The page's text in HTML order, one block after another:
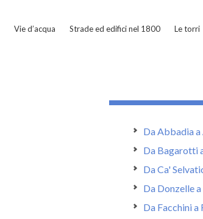
Vie d’acqua Strade ed edifici nel 1800 Le torri
Da Abbadia
Da Bagarotti
Da Ca'
Da Donzelle
Da Facchini a